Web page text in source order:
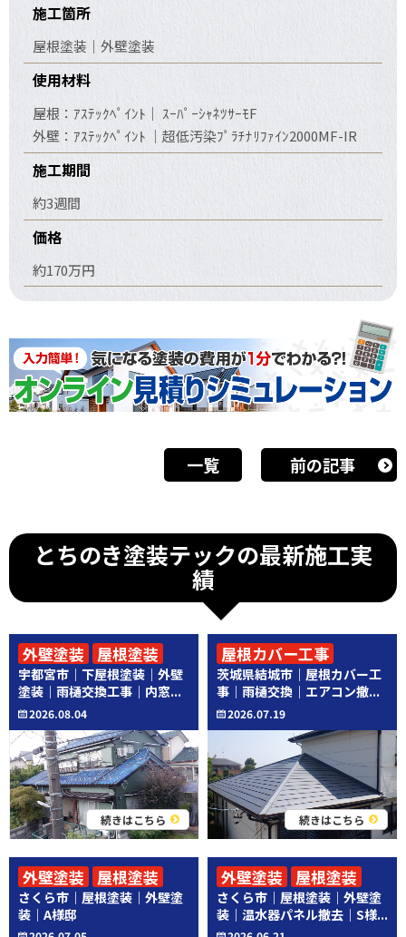
施工箇所
屋根塗装｜外壁塗装
使用材料
屋根：ｱｽﾃｯｸﾍﾟｲﾝﾄ｜ ｽｰﾊﾟｰｼｬﾈﾂｻｰﾓF
外壁：ｱｽﾃｯｸﾍﾟｲﾝﾄ ｜超低汚染ﾌﾟﾗﾁﾅﾘﾌｧｲﾝ2000MF-IR
施工期間
約3週間
価格
約170万円
一覧 前の記事
とちのき塗装テックの最新施工実
績
宇都宮市｜下屋根塗装｜外壁
塗装｜雨樋交換工事｜内窓...
2026.08.04
続きはこちら
外壁塗装
屋根塗装
その他工事
茨城県結城市｜屋根カバー工
事｜雨樋交換｜エアコン撤...
2026.07.19
続きはこちら
屋根カバー工事
その他工事
さくら市｜屋根塗装｜外壁塗
装｜A様邸
外壁塗装 屋根塗装
さくら市｜屋根塗装｜外壁塗
装｜温水器パネル撤去｜S様...
外壁塗装
屋根塗装
その他工事